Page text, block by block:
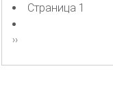
Нумерация
страниц
Страница 1
Следующая
››